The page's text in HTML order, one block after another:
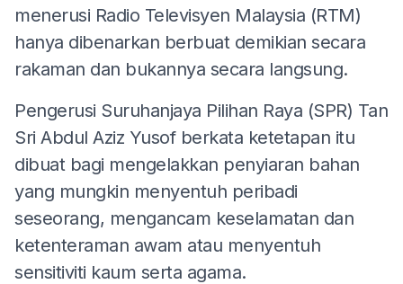
menerusi Radio Televisyen Malaysia (RTM)
hanya dibenarkan berbuat demikian secara
rakaman dan bukannya secara langsung.
Pengerusi Suruhanjaya Pilihan Raya (SPR) Tan
Sri Abdul Aziz Yusof berkata ketetapan itu
dibuat bagi mengelakkan penyiaran bahan
yang mungkin menyentuh peribadi
seseorang, mengancam keselamatan dan
ketenteraman awam atau menyentuh
sensitiviti kaum serta agama.